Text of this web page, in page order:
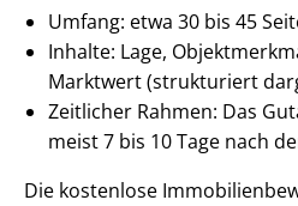
Umfang: etwa 30 bis 45
Inhalte: Lage,
Marktwert (strukturiert
Zeitlicher Rahmen: Das
meist 7 bis 10 Tage nach
Die kostenlose